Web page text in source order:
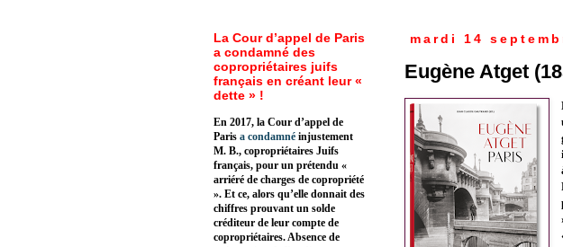
mardi 14
Eugène Atget
La Cour d’appel de Paris
a condamné des
copropriétaires juifs
français en créant leur «
dette » !
En 2017, la Cour d’appel de
Paris a condamné injustement
M. B., copropriétaires Juifs
français, pour un prétendu «
arriéré de charges de copropriété
». Et ce, alors qu’elle donnait des
chiffres prouvant un solde
créditeur de leur compte de
copropriétaires. Absence de